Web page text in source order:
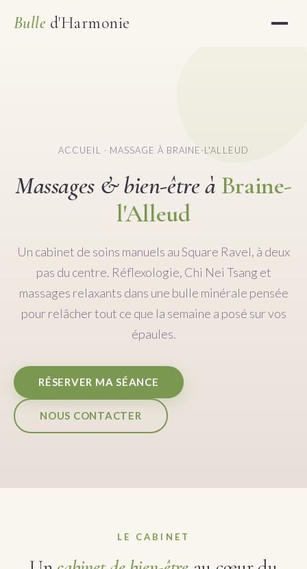
Bulle d'Harmonie
ACCUEIL · MASSAGE À BRAINE-L'ALLEUD
Massages & bien-être à Braine-
l'Alleud
Un cabinet de soins manuels au Square Ravel, à deux
pas du centre. Réflexologie, Chi Nei Tsang et
massages relaxants dans une bulle minérale pensée
pour relâcher tout ce que la semaine a posé sur vos
épaules.
RÉSERVER MA SÉANCE
NOUS CONTACTER
LE CABINET